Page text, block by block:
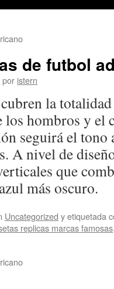
de futbol
por istern
la
los hombros y el
seguirá el tono
A nivel de
que
más oscuro.
Uncategorized y etiquetada
replicas marcas famosas